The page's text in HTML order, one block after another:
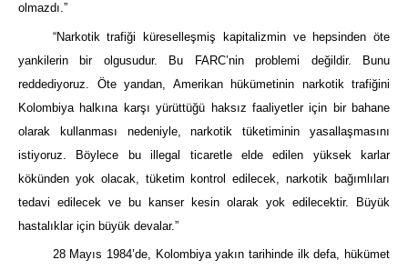
olmazdı.”
“Narkotik trafiği küreselleşmiş kapitalizmin ve hepsinden öte
yankilerin bir olgusudur. Bu FARC’nin problemi değildir. Bunu
reddediyoruz. Öte yandan, Amerikan hükümetinin narkotik trafiğini
Kolombiya halkına karşı yürüttüğü haksız faaliyetler için bir bahane
olarak kullanması nedeniyle, narkotik tüketiminin yasallaşmasını
istiyoruz. Böylece bu illegal ticaretle elde edilen yüksek karlar
kökünden yok olacak, tüketim kontrol edilecek, narkotik bağımlıları
tedavi edilecek ve bu kanser kesin olarak yok edilecektir. Büyük
hastalıklar için büyük devalar.”
28 Mayıs 1984’de, Kolombiya yakın tarihinde ilk defa, hükümet